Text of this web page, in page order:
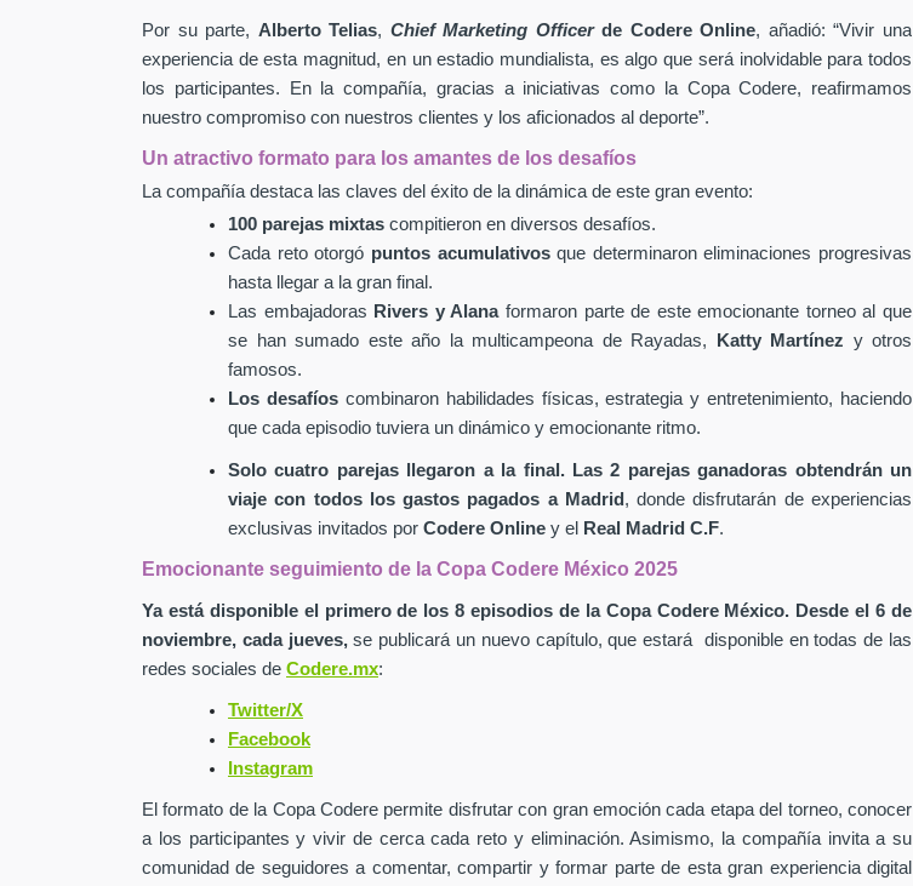
Por su parte, Alberto Telias, Chief Marketing Officerde Codere Online, añadió: “Vivir una
experiencia de esta magnitud, en un estadio mundialista, es algo que será inolvidable para todos
los participantes. En la compañía, gracias a iniciativas como la Copa Codere, reafirmamos
nuestro compromiso con nuestros clientes y los aficionados al deporte”.
Un atractivo formato para los amantes de los desafíos
La compañía destaca las claves del éxito de la dinámica de este gran evento:
100 parejas mixtas compitieron en diversos desafíos.
Cada reto otorgó puntos acumulativosque determinaron eliminaciones progresivas
hasta llegar a la gran final.
Las embajadoras Rivers y Alanaformaron parte de este emocionante torneo al que
se han sumado este año la multicampeona de Rayadas,
Katty Martínez y otros
famosos.
Los desafíoscombinaron habilidades físicas, estrategia y entretenimiento, haciendo
que cada episodio tuviera un dinámico y emocionante ritmo.
Solo cuatro parejas llegaron a la final. Las 2 parejas ganadoras obtendrán un
viaje con todos los gastos pagados a Madrid , donde disfrutarán de experiencias
exclusivas invitados por Codere Online y el Real Madrid C.F.
Emocionante seguimiento de la Copa Codere México 2025
Ya está disponible el primero de los 8 episodios de la Copa Codere México. Desde el 6 de
noviembre, cada jueves,se publicará un nuevo capítulo, que estará disponible en todas de las
redes sociales de Codere.mx:
Twitter/X
Facebook
Instagram
El formato de la Copa Codere permite disfrutar con gran emoción cada etapa del torneo, conocer
a los participantes y vivir de cerca cada reto y eliminación. Asimismo, la compañía invita a su
comunidad de seguidores a comentar, compartir y formar parte de esta gran experiencia digital